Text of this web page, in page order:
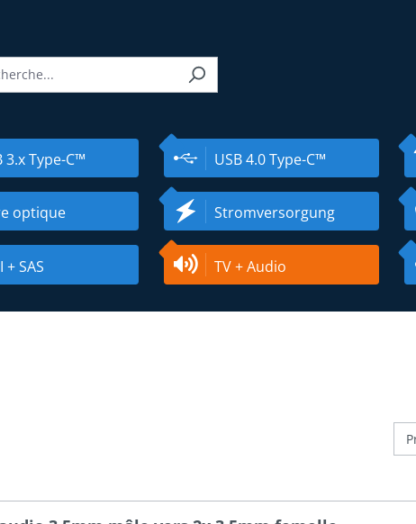
3.x Type-C™ USB 4.0 Type-C™
optique Stromversorgung
+ SAS TV + Audio